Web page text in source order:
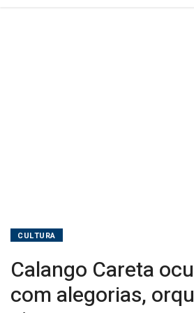
CULTURA
Calango Careta
com alegorias,